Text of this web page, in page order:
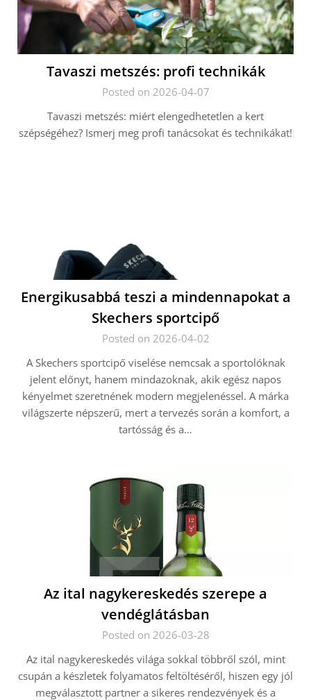
Tavaszi metszés: profi technikák
Posted on 2026-04-07
Tavaszi metszés: miért elengedhetetlen a kert
szépségéhez? Ismerj meg profi tanácsokat és technikákat!
Energikusabbá teszi a mindennapokat a
Skechers sportcipő
Posted on 2026-04-02
A Skechers sportcipő viselése nemcsak a sportolóknak
jelent előnyt, hanem mindazoknak, akik egész napos
kényelmet szeretnének modern megjelenéssel. A márka
világszerte népszerű, mert a tervezés során a komfort, a
tartósság és a…
Az ital nagykereskedés szerepe a
vendéglátásban
Posted on 2026-03-28
Az ital nagykereskedés világa sokkal többről szól, mint
csupán a készletek folyamatos feltöltéséről, hiszen egy jól
megválasztott partner a sikeres rendezvények és a